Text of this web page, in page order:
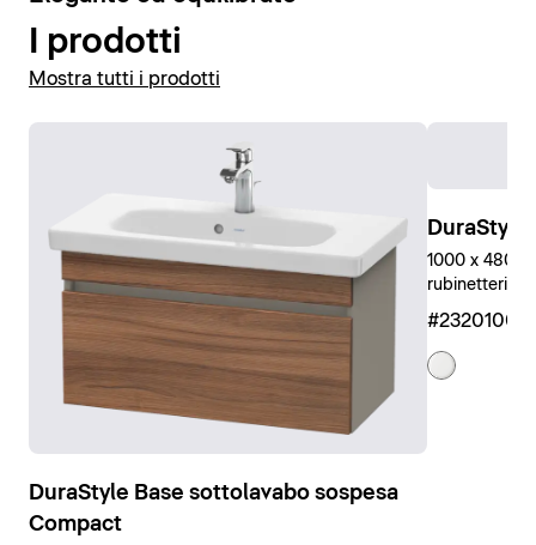
I prodotti
Mostra tutti i prodotti
DuraStyle Base sottolavabo sospesa
Compact
DuraStyle
1000 x 480
rubinetteria,